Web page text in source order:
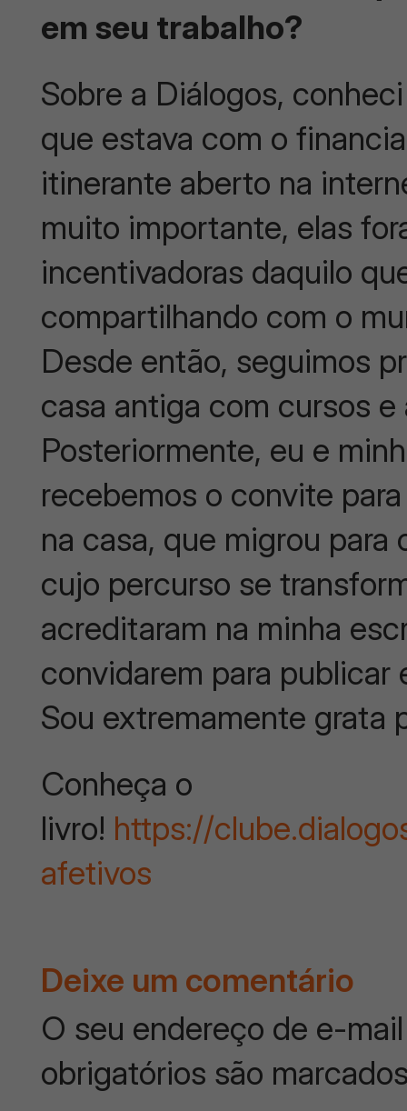
em seu trabalho?
Sobre a Diálogos,
que estava com o
itinerante aberto na
muito importante, elas
incentivadoras daquilo
compartilhando com o
Desde então, seguimos
casa antiga com cursos
Posteriormente, eu e
recebemos o convite
na casa, que migrou
cujo percurso se
acreditaram na minha
convidarem para publicar
Sou extremamente grata
Conheça o
livro! https://
afetivos
Deixe um comentário
O seu endereço de e-
obrigatórios são